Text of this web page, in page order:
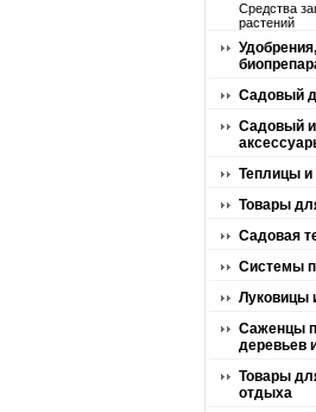
Средства
растений
Садовый
Садовый
Теплицы и
Товары
Садовая
Системы
Луковицы
Саженцы
деревьев
Товары
отдыха